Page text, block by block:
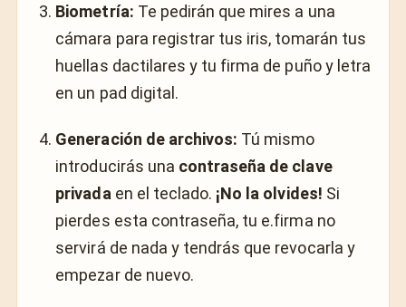
Biometría: Te pedirán que mires a una
cámara para registrar tus iris, tomarán tus
huellas dactilares y tu firma de puño y letra
en un pad digital.
Generación de archivos: Tú mismo
introducirás una contraseña de clave
privada en el teclado. ¡No la olvides! Si
pierdes esta contraseña, tu e.firma no
servirá de nada y tendrás que revocarla y
empezar de nuevo.